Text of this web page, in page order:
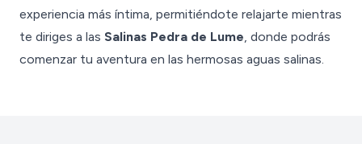
experiencia más íntima, permitiéndote relajarte mientras
te diriges a las Salinas Pedra de Lume, donde podrás
comenzar tu aventura en las hermosas aguas salinas.